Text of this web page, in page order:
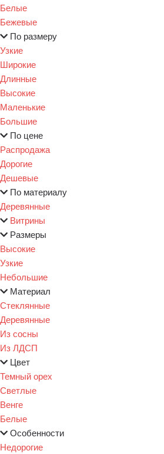
Белые
Бежевые
По размеру
Узкие
Широкие
Длинные
Высокие
Маленькие
Большие
По цене
Распродажа
Дорогие
Дешевые
По материалу
Деревянные
Витрины
Размеры
Высокие
Узкие
Небольшие
Материал
Стеклянные
Деревянные
Из сосны
Из ЛДСП
Цвет
Темный орех
Светлые
Венге
Белые
Особенности
Недорогие